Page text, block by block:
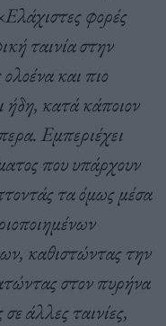
Ελάχιστες φορές
ταινία στην
και πιο
ήδη, κατά κάποιον
Εμπεριέχει
που υπάρχουν
τα όμως μέσα
καθιστώντας την
στον πυρήνα
άλλες ταινίες,